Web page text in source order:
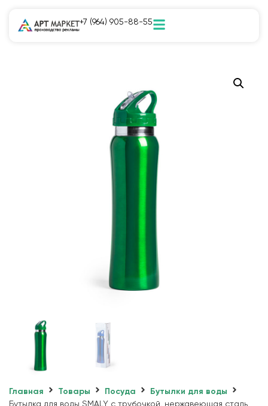
+7 (964) 905-88-55
Главная Товары Посуда
Бутылки для воды
Бутылка для воды SMALY с трубочкой, нержавеющая сталь